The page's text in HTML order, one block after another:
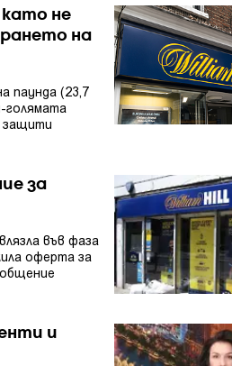
като не
на
паунда (23,7
голямата
защити
за
във фаза
оферта за
и